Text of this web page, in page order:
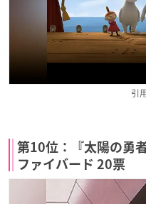
引
第10位：『太陽の勇
ファイバード 20票